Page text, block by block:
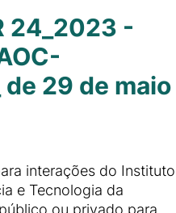
24_2023 -
de 29 de maio
interações do Instituto
e Tecnologia da
ou privado para